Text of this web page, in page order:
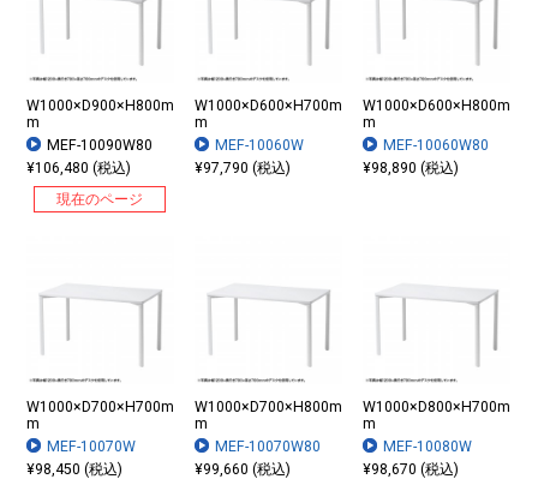
W1000×D900×H800m
m
MEF-10090W80
¥106,480 (税込)
現在のページ
W1000×D600×H700m
m
MEF-10060W
¥97,790 (税込)
W1000×D600×H800m
m
MEF-10060W80
¥98,890 (税込)
W1000×D700×H700m
m
MEF-10070W
¥98,450 (税込)
W1000×D700×H800m
m
MEF-10070W80
¥99,660 (税込)
W1000×D800×H700m
m
MEF-10080W
¥98,670 (税込)